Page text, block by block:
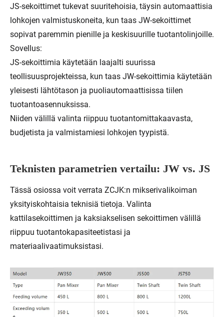
JS-sekoittimet tukevat suuritehoisia, täysin automaattisia
lohkojen valmistuskoneita, kun taas JW-sekoittimet
sopivat paremmin pienille ja keskisuurille tuotantolinjoille.
Sovellus:
JS-sekoittimia käytetään laajalti suurissa
teollisuusprojekteissa, kun taas JW-sekoittimia käytetään
yleisesti lähtötason ja puoliautomaattisissa tiilen
tuotantoasennuksissa.
Niiden välillä valinta riippuu tuotantomittakaavasta,
budjetista ja valmistamiesi lohkojen tyypistä.
Teknisten parametrien vertailu: JW vs. JS
Tässä osiossa voit verrata ZCJK:n mikserivalikoiman
yksityiskohtaisia ​​teknisiä tietoja. Valinta
kattilasekoittimen ja kaksiakselisen sekoittimen välillä
riippuu tuotantokapasiteetistasi ja
materiaalivaatimuksistasi.